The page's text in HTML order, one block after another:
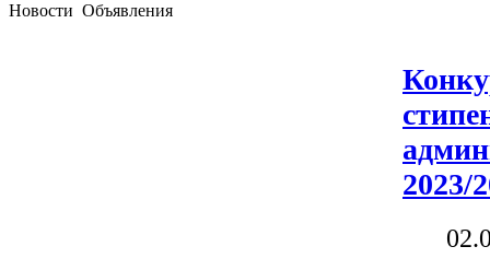
Новости Объявления
2023/